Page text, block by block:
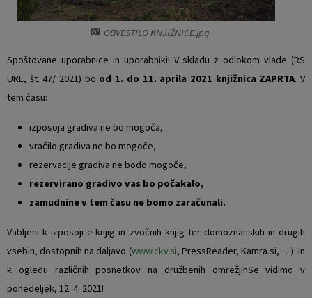
OBVESTILO KNJIŽNICE.jpg
Spoštovane uporabnice in uporabniki! V skladu z odlokom vlade (RS
URL, št. 47/ 2021) bo od 1. do 11. aprila 2021 knjižnica ZAPRTA. V
tem času:
izposoja gradiva ne bo mogoča,
vračilo gradiva ne bo mogoče,
rezervacije gradiva ne bodo mogoče,
rezervirano gradivo vas bo počakalo,
zamudnine v tem času ne bomo zaračunali.
Vabljeni k izposoji e-knjig in zvočnih knjig ter domoznanskih in drugih
vsebin, dostopnih na daljavo (www.ckv.si, PressReader, Kamra.si, …). In
k ogledu različnih posnetkov na družbenih omrežjihSe vidimo v
ponedeljek, 12. 4. 2021!
Vaški odbori
Naselja v občini
Varstvo osebnih podatkov
Strateški dokumenti
Katalog informacij javnega značaja
Prostorski akti občine
Predpisi in odloki
Proračun občine